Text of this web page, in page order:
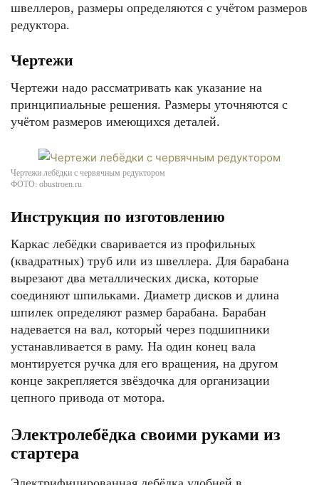
швеллеров, размеры определяются с учётом размеров
редуктора.
Чертежи
Чертежи надо рассматривать как указание на
принципиальные решения. Размеры уточняются с
учётом размеров имеющихся деталей.
Чертежи лебёдки с червячным редуктором
ФОТО: obustroen.ru
Инструкция по изготовлению
Каркас лебёдки сваривается из профильных
(квадратных) труб или из швеллера. Для барабана
вырезают два металлических диска, которые
соединяют шпильками. Диаметр дисков и длина
шпилек определяют размер барабана. Барабан
надевается на вал, который через подшипники
устанавливается в раму. На один конец вала
монтируется ручка для его вращения, на другом
конце закрепляется звёздочка для организации
цепного привода от мотора.
Электролебёдка своими руками из
стартера